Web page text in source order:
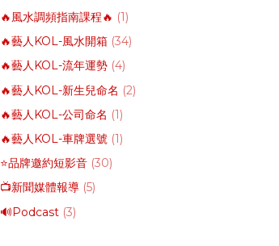
🔥風水調頻指南課程🔥 (1)
🔥藝人KOL-風水開箱 (34)
🔥藝人KOL-流年運勢 (4)
🔥藝人KOL-新生兒命名 (2)
🔥藝人KOL-公司命名 (1)
🔥藝人KOL-車牌選號 (1)
⭐品牌邀約短影音 (30)
📺新聞媒體報導 (5)
🔊Podcast (3)